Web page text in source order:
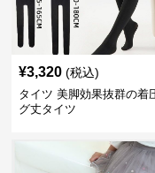
¥3,320 (税込)
タイツ 美脚効果抜群の着
グ丈タイツ